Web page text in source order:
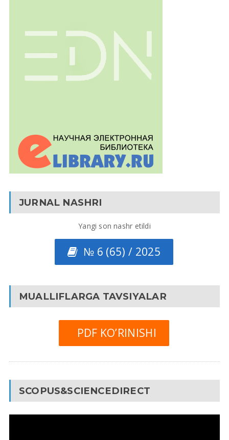
JURNAL NASHRI
Yangi son nashr etildi
№ 6 (65) / 2025
MUALLIFLARGA TAVSIYALAR
PDF KO’RINISHI
SCOPUS&SCIENCEDIRECT